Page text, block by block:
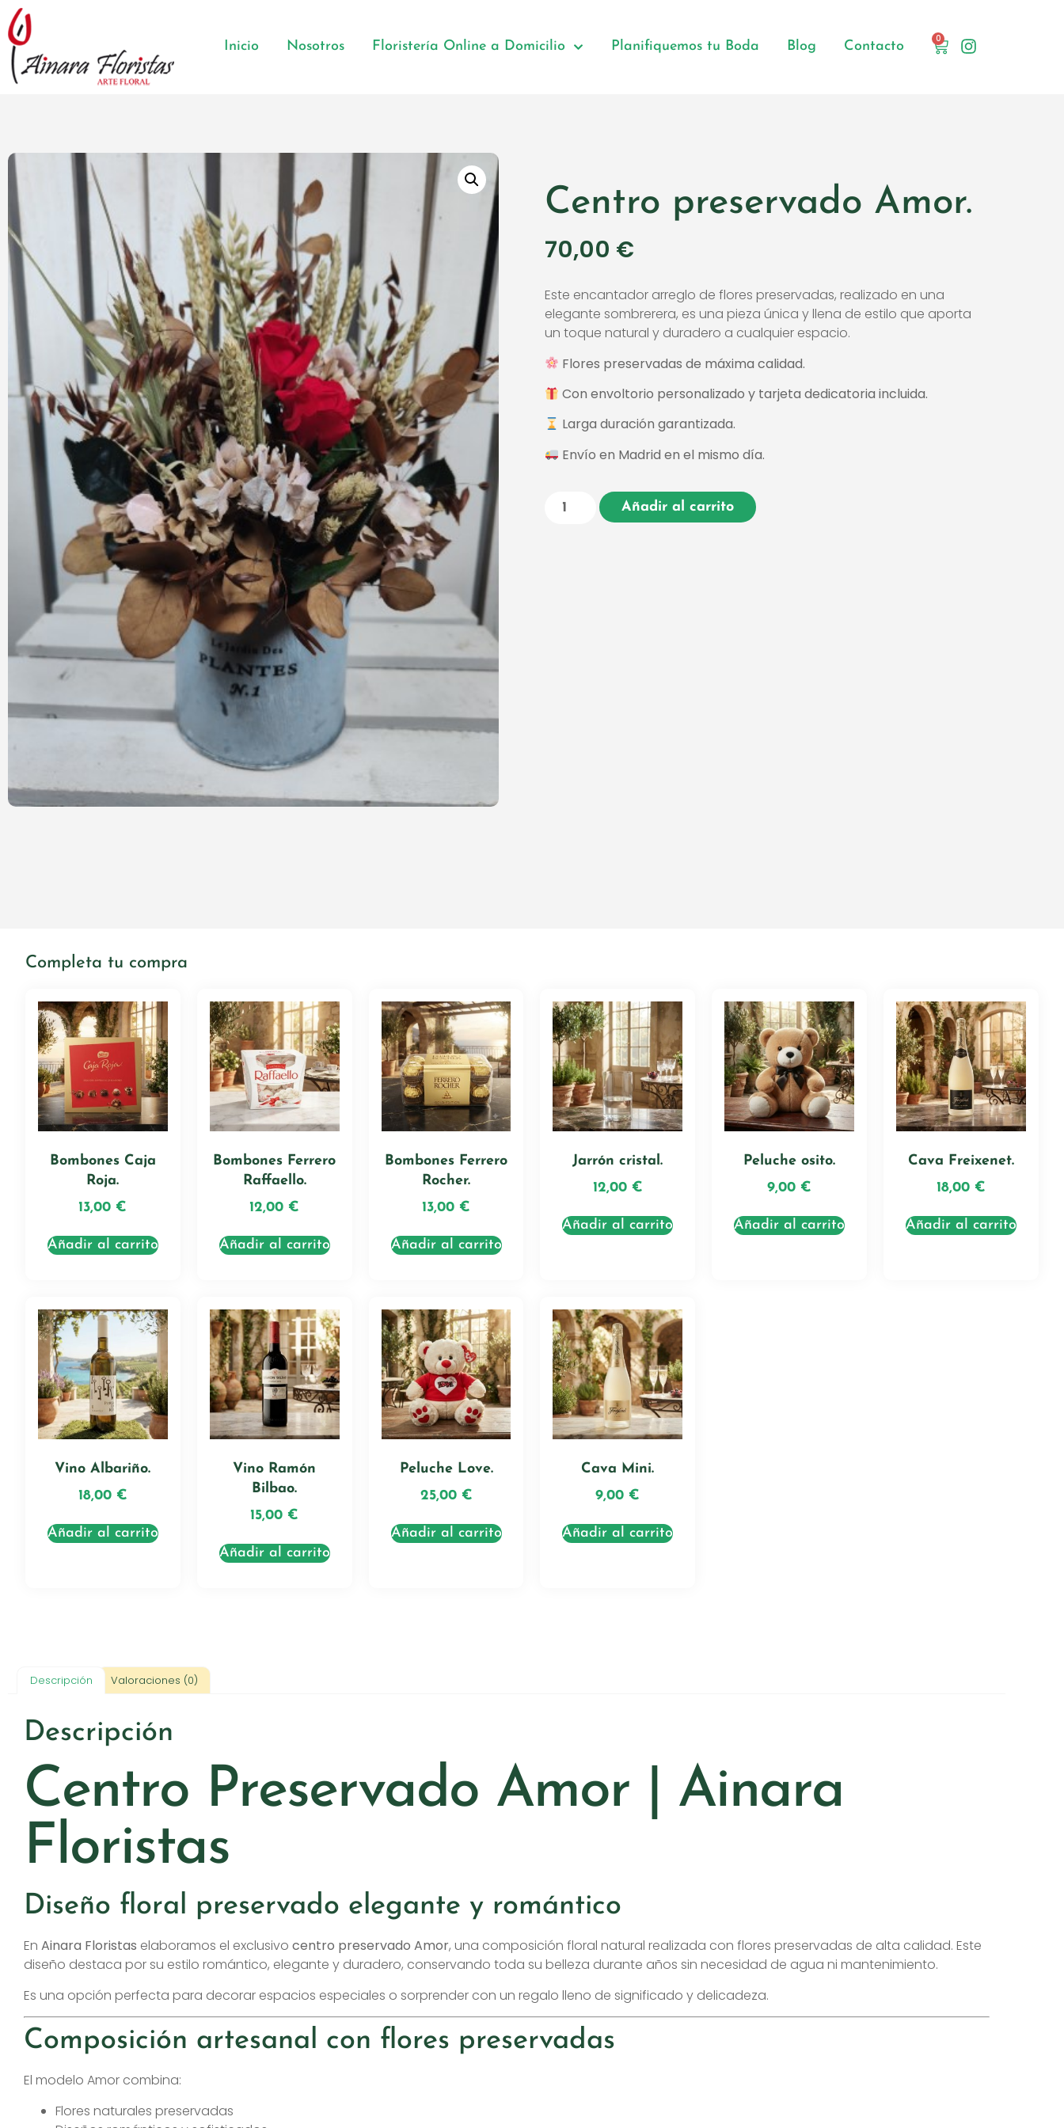
Inicio Nosotros Floristería Online a Domicilio Planifiquemos tu Boda Blog Contacto
0
Centro preservado Amor.
70,00 €
Este encantador arreglo de flores preservadas, realizado en una
elegante sombrerera, es una pieza única y llena de estilo que aporta
un toque natural y duradero a cualquier espacio.
Flores preservadas de máxima calidad.
Con envoltorio personalizado y tarjeta dedicatoria incluida.
Larga duración garantizada.
Envío en Madrid en el mismo día.
Añadir al carrito
Completa tu compra
Bombones Caja
Roja.
13,00 €
Añadir al carrito
Bombones Ferrero
Raffaello.
12,00 €
Añadir al carrito
Bombones Ferrero
Rocher.
13,00 €
Añadir al carrito
Jarrón cristal.
12,00 €
Añadir al carrito
Peluche osito.
9,00 €
Añadir al carrito
Cava Freixenet.
18,00 €
Añadir al carrito
Vino Albariño.
18,00 €
Añadir al carrito
Vino Ramón
Bilbao.
15,00 €
Añadir al carrito
Peluche Love.
25,00 €
Añadir al carrito
Cava Mini.
9,00 €
Añadir al carrito
Descripción Valoraciones (0)
Descripción
Centro Preservado Amor | Ainara
Floristas
Diseño floral preservado elegante y romántico
En Ainara Floristas elaboramos el exclusivo centro preservado Amor, una composición floral natural realizada con flores preservadas de alta calidad. Este
diseño destaca por su estilo romántico, elegante y duradero, conservando toda su belleza durante años sin necesidad de agua ni mantenimiento.
Es una opción perfecta para decorar espacios especiales o sorprender con un regalo lleno de significado y delicadeza.
Composición artesanal con flores preservadas
El modelo Amor combina:
Flores naturales preservadas